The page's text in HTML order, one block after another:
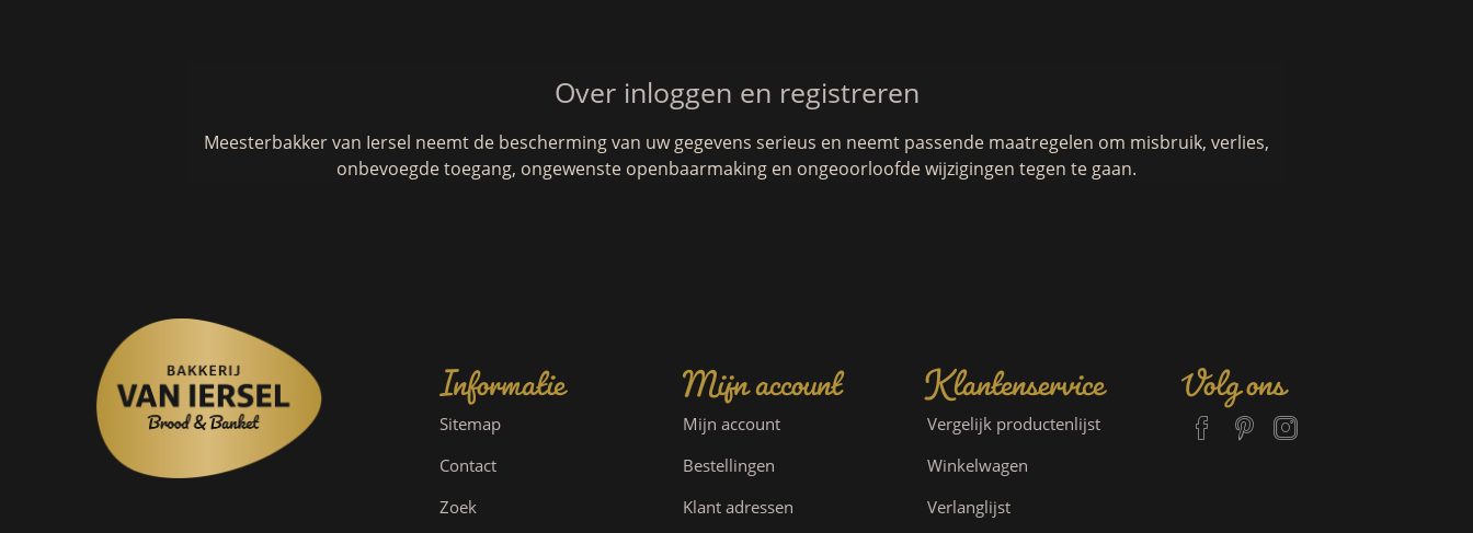
Over inloggen en registreren
Meesterbakker van Iersel neemt de bescherming van uw gegevens serieus en neemt passende maatregelen om misbruik, verlies,
onbevoegde toegang, ongewenste openbaarmaking en ongeoorloofde wijzigingen tegen te gaan.
Informatie
Sitemap
Contact
Zoek
Mijn account
Mijn account
Bestellingen
Klant adressen
Klantenservice
Vergelijk productenlijst
Winkelwagen
Verlanglijst
Volg ons